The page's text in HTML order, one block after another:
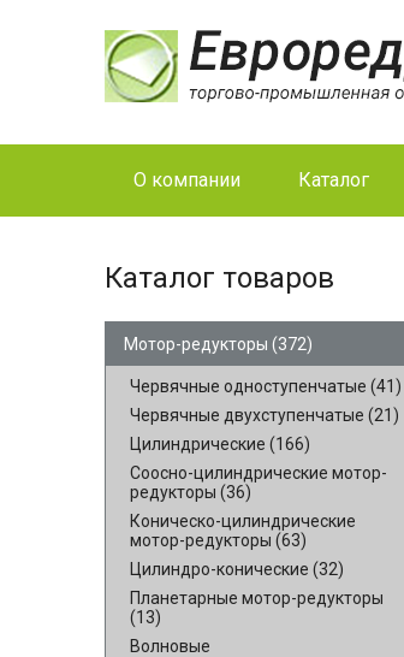
О компании Каталог
Каталог товаров
Мотор-редукторы (372)
Червячные одноступенчатые (41)
Червячные двухступенчатые (21)
Цилиндрические (166)
Соосно-цилиндрические мотор-
редукторы (36)
Коническо-цилиндрические
мотор-редукторы (63)
Цилиндро-конические (32)
Планетарные мотор-редукторы
(13)
Волновые